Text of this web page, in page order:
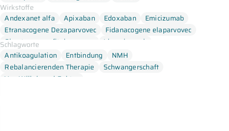
Wirkstoffe
Andexanet alfa
Apixaban Edoxaban
Emicizumab
Etranacogene Dezaparvovec
Fidanacogene elaparvovec
Giroctocogene fitelparvovec
Idarucizumab
Rivaroxaban
Valoctogene Roxaparvovec
Schlagworte
Antikoagulation
Entbindung
NMH
Rebalancierenden Therapie
Schwangerschaft
Von Willebrand-Faktor